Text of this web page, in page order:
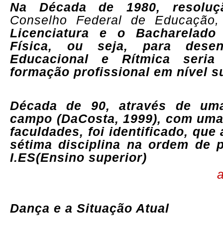
Na Década de 1980,
Conselho Federal de
Licenciatura e o Bacharelado
Física, ou seja, para
Educacional e Rítmica seria
formação profissional em nível
Década de 90, através de
campo (DaCosta, 1999), com
faculdades, foi identificado, que
sétima disciplina na ordem de
I.ES(Ensino superior)
Dança e a Situação Atual